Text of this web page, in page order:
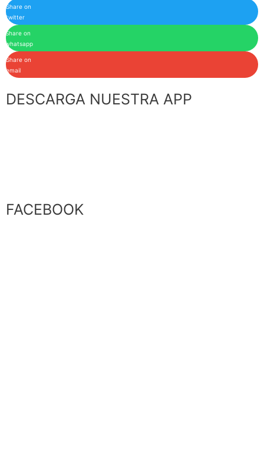
Share on
twitter
Share on
whatsapp
Share on
email
DESCARGA NUESTRA APP
FACEBOOK